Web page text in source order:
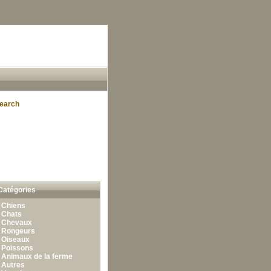
Chiens
Chats
Chevaux
Rongeurs
Oiseaux
Poissons
Animaux de la ferme
Autres